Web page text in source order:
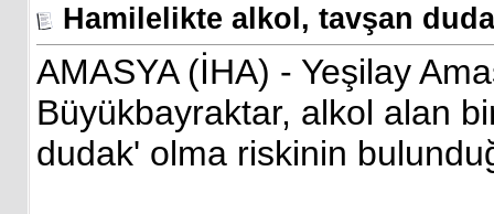
Hamilelikte alkol, tavşan
AMASYA (İHA) - Yeşilay
Büyükbayraktar, alkol alan
dudak' olma riskinin